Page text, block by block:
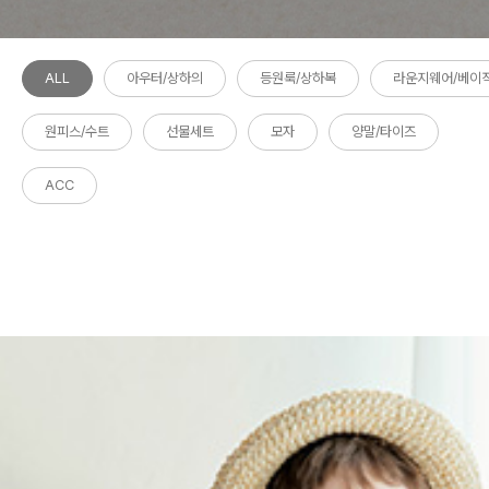
ALL 아우터/상하의 등원룩/상하복 라운지웨어/베이
원피스/수트 선물세트 모자 양말/타이즈
ACC